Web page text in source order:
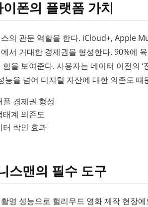
폰의 플랫폼 가치
의 관문 역할을 한다. iCloud+, Apple
서 거대한 경제권을 형성한다. 90%에
을 보여준다. 사용자는 데이터 이전의
능을 넘어 디지털 자산에 대한 의존도 때
경제권 형성
태계 의존도
터 락인 효과
스맨의 필수 도구
영 성능으로 헐리우드 영화 제작 현장